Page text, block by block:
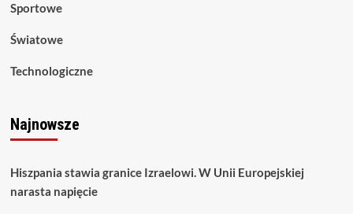
Sportowe
Światowe
Technologiczne
Najnowsze
Hiszpania stawia granice Izraelowi. W Unii Europejskiej
narasta napięcie